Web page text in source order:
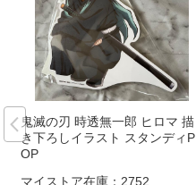
鬼滅の刃 時透無一郎 ヒロマ 描
き下ろしイラスト スタンディP
OP
マイストア在庫： 2752